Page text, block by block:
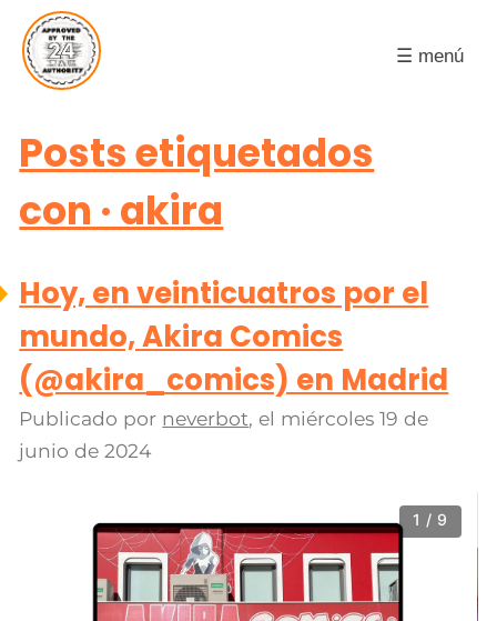
☰ menú
Posts etiquetados
con · akira
Hoy, en veinticuatros por el
mundo, Akira Comics
(@akira_comics) en Madrid
Publicado por neverbot, el miércoles 19 de
junio de 2024
1 / 9